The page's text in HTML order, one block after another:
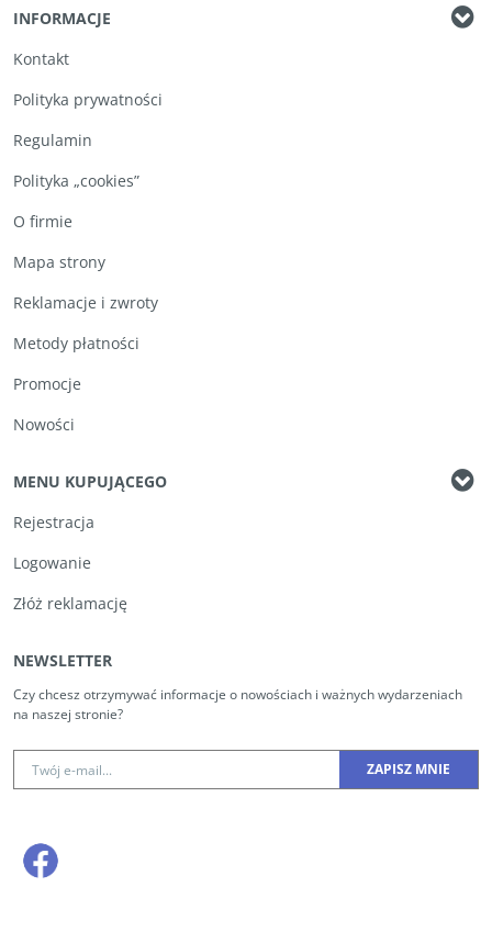
INFORMACJE
Kontakt
Polityka prywatności
Regulamin
Polityka „cookies”
O firmie
Mapa strony
Reklamacje i zwroty
Metody płatności
Promocje
Nowości
MENU KUPUJĄCEGO
Rejestracja
Logowanie
Złóż reklamację
NEWSLETTER
Czy chcesz otrzymywać informacje o nowościach i ważnych wydarzeniach
na naszej stronie?